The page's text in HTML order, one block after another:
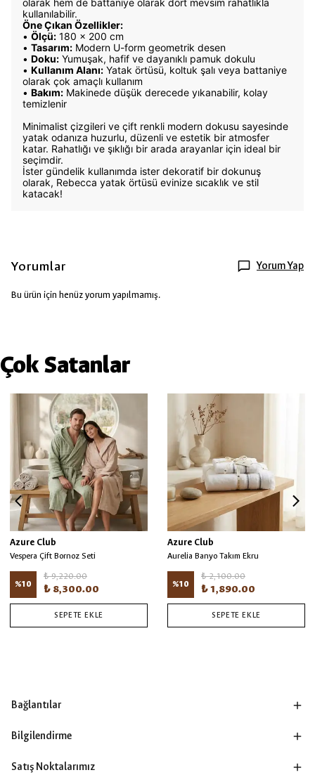
olarak hem de battaniye olarak dört mevsim rahatlıkla
kullanılabilir.
Öne Çıkan Özellikler:
• Ölçü: 180 x 200 cm
• Tasarım: Modern U-form geometrik desen
• Doku: Yumuşak, hafif ve dayanıklı pamuk dokulu
• Kullanım Alanı: Yatak örtüsü, koltuk şalı veya battaniye
olarak çok amaçlı kullanım
• Bakım: Makinede düşük derecede yıkanabilir, kolay
temizlenir
Minimalist çizgileri ve çift renkli modern dokusu sayesinde
yatak odanıza huzurlu, düzenli ve estetik bir atmosfer
katar. Rahatlığı ve şıklığı bir arada arayanlar için ideal bir
seçimdir.
İster gündelik kullanımda ister dekoratif bir dokunuş
olarak, Rebecca yatak örtüsü evinize sıcaklık ve stil
katacak!
Yorumlar Yorum Yap
Bu ürün için henüz yorum yapılmamış.
Çok Satanlar
Azure Club
Vespera Çift Bornoz Seti
%10
₺ 9,220.00
₺ 8,300.00
SEPETE EKLE
Azure Club
Aurelia Banyo Takım Ekru
%10
₺ 2,100.00
₺ 1,890.00
SEPETE EKLE
Bağlantılar
Bilgilendirme
Satış Noktalarımız